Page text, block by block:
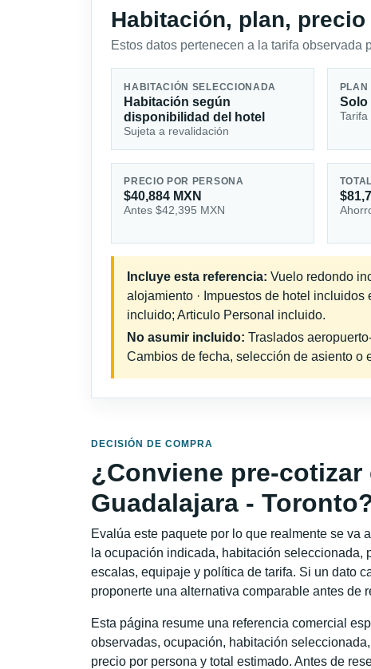
Habitación, plan,
Estos datos pertenecen a la tarifa
HABITACIÓN SELECCIONADA
Habitación según
disponibilidad del hotel
Sujeta a revalidación
PLAN
Solo
Tarifa
PRECIO POR PERSONA
$40,884 MXN
Antes $42,395 MXN
Incluye esta referencia: Vuelo redondo
alojamiento · Impuestos de hotel
incluido; Articulo Personal incluido.
No asumir incluido: Traslados
Cambios de fecha, selección de asiento o
DECISIÓN DE COMPRA
¿Conviene pre-cotizar
Guadalajara -
Evalúa este paquete por lo que realmente se va
la ocupación indicada, habitación seleccionada,
escalas, equipaje y política de tarifa. Si un dato
proponerte una alternativa comparable antes de
Esta página resume una referencia comercial
observadas, ocupación, habitación
precio por persona y total estimado. Antes de